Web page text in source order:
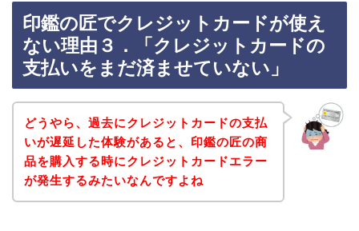
印鑑の匠でクレジットカードが使え
ない理由３．「クレジットカードの
支払いをまだ済ませていない」
どうやら、過去にクレジットカードの支払
いが遅延した体験があると、印鑑の匠の商
品を購入する時にクレジットカードエラー
が発生するみたいなんですよね